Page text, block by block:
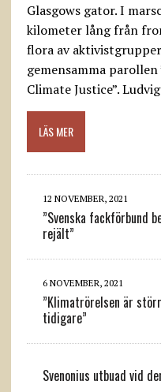
Glasgows gator. I
kilometer lång från
flora av
gemensamma
Climate Justice”.
LÄS MER
12 NOVEMBER, 2021
”Svenska fackförbund
rejält”
6 NOVEMBER, 2021
”Klimatrörelsen är
tidigare”
Svenonius utbuad vid